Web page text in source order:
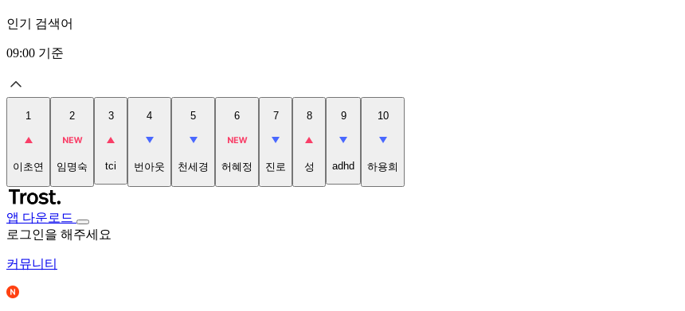
인기 검색어
09:00 기준
1
이초연
2
임명숙
3
tci
4
번아웃
5
천세경
6
허혜정
7
진로
8
성
9
adhd
10
하용희
앱 다운로드
로그인을 해주세요
커뮤니티